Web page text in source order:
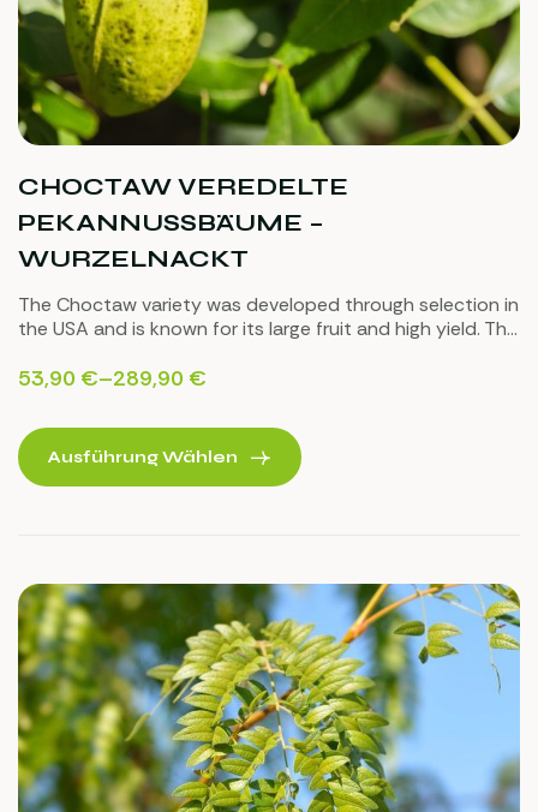
CHOCTAW VEREDELTE
PEKANNUSSBÄUME –
WURZELNACKT
The Choctaw variety was developed through selection in
the USA and is known for its large fruit and high yield. The
disease-resistant.
53,90 €–289,90 €
Ausführung Wählen